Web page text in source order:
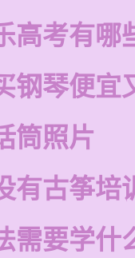
高考有哪
钢琴便宜
筒照片
有古筝培
需要学什